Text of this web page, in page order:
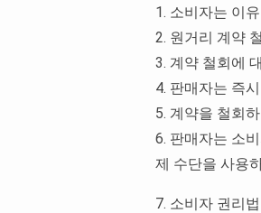
1. 소비자는 이
2. 원거리 계약
3. 계약 철회에
4. 판매자는 즉
5. 계약을 철회
6. 판매자는 소
제 수단을 사용
7. 소비자 권리